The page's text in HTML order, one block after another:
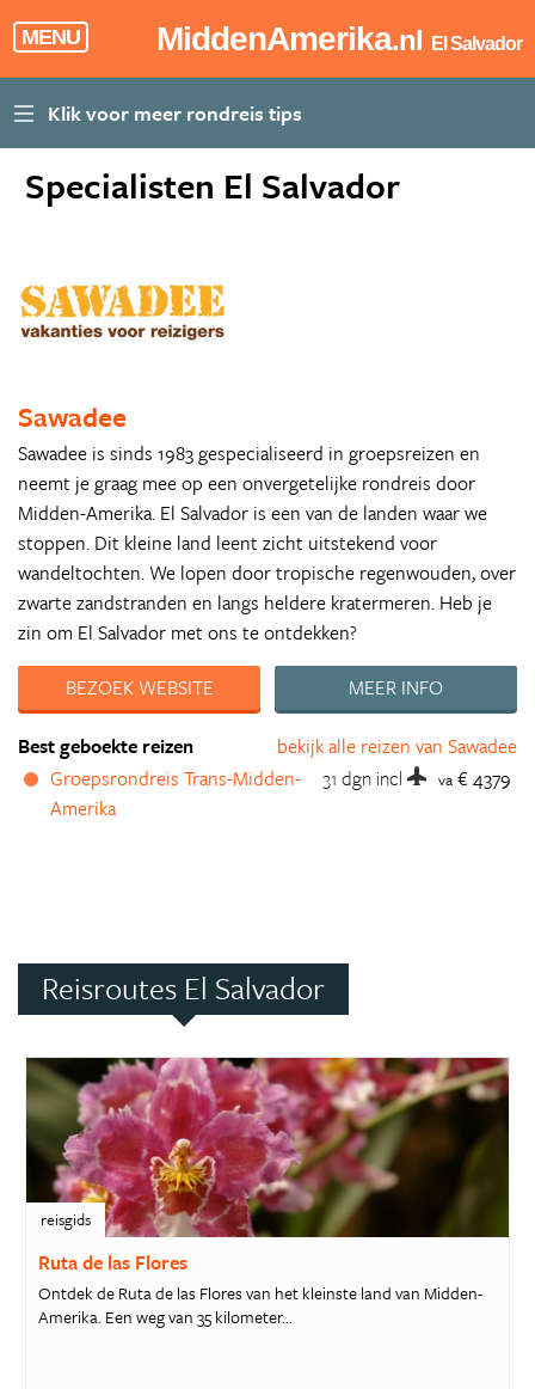
MENU MiddenAmerika.nl El Salvador
Specialisten El Salvador
Sawadee
Sawadee is sinds 1983 gespecialiseerd in groepsreizen en
neemt je graag mee op een onvergetelijke rondreis door
Midden-Amerika. El Salvador is een van de landen waar we
stoppen. Dit kleine land leent zicht uitstekend voor
wandeltochten. We lopen door tropische regenwouden, over
zwarte zandstranden en langs heldere kratermeren. Heb je
zin om El Salvador met ons te ontdekken?
BEZOEK WEBSITE
MEER INFO
bekijk alle reizen van Sawadee
Best geboekte reizen
Groepsrondreis Trans-Midden-
Amerika
31 dgn incl va € 4379
Reisroutes El Salvador
reisgids
Ruta de las Flores
Ontdek de Ruta de las Flores van het kleinste land van Midden-
Amerika. Een weg van 35 kilometer...